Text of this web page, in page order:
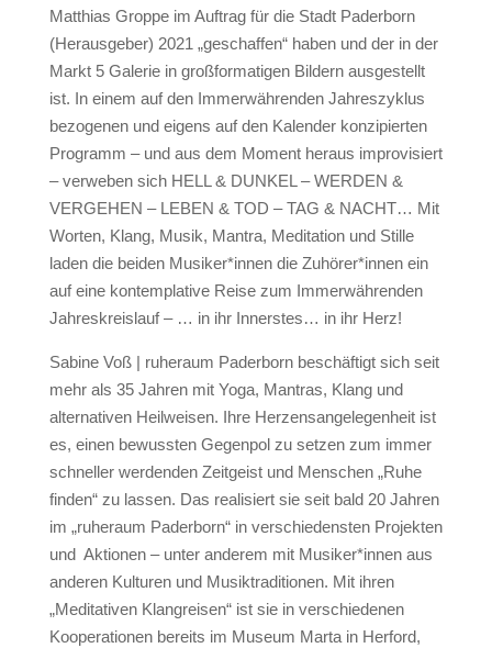
Matthias Groppe im Auftrag für die Stadt Paderborn
(Herausgeber) 2021 „geschaffen“ haben und der in der
Markt 5 Galerie in großformatigen Bildern ausgestellt
ist. In einem auf den Immerwährenden Jahreszyklus
bezogenen und eigens auf den Kalender konzipierten
Programm – und aus dem Moment heraus improvisiert
– verweben sich HELL & DUNKEL – WERDEN &
VERGEHEN – LEBEN & TOD – TAG & NACHT… Mit
Worten, Klang, Musik, Mantra, Meditation und Stille
laden die beiden Musiker*innen die Zuhörer*innen ein
auf eine kontemplative Reise zum Immerwährenden
Jahreskreislauf – … in ihr Innerstes… in ihr Herz!
Sabine Voß | ruheraum Paderborn beschäftigt sich seit
mehr als 35 Jahren mit Yoga, Mantras, Klang und
alternativen Heilweisen. Ihre Herzensangelegenheit ist
es, einen bewussten Gegenpol zu setzen zum immer
schneller werdenden Zeitgeist und Menschen „Ruhe
finden“ zu lassen. Das realisiert sie seit bald 20 Jahren
im „ruheraum Paderborn“ in verschiedensten Projekten
und Aktionen – unter anderem mit Musiker*innen aus
anderen Kulturen und Musiktraditionen. Mit ihren
„Meditativen Klangreisen“ ist sie in verschiedenen
Kooperationen bereits im Museum Marta in Herford,